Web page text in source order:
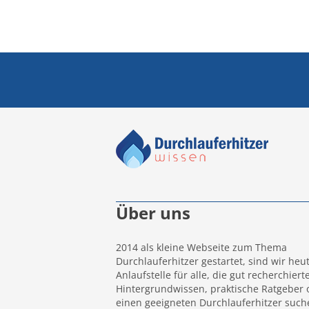
Über uns
2014 als kleine Webseite zum Thema
Durchlauferhitzer gestartet, sind wir
Anlaufstelle für alle, die gut
Hintergrundwissen, praktische Ratgeber
einen geeigneten Durchlauferhitzer